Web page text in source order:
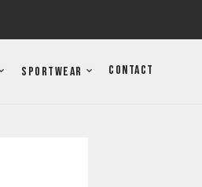
Sportwear Contact